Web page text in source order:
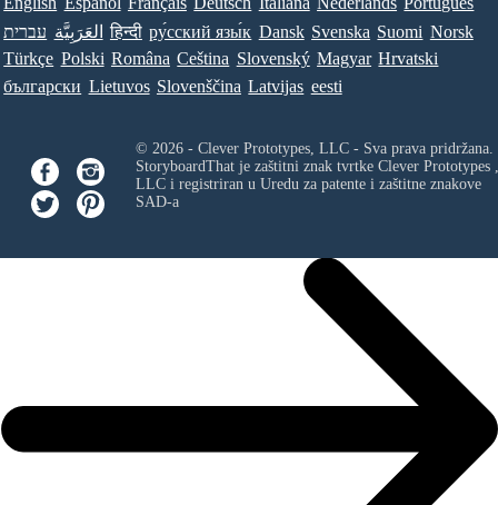
עברית العَرَبِيَّة हिन्दी ру́сский язы́к Dansk Svenska Suomi Norsk
Türkçe Polski Româna Ceština Slovenský Magyar Hrvatski
български Lietuvos Slovenščina Latvijas eesti
© 2026 - Clever Prototypes, LLC - Sva prava pridržana.
StoryboardThat je zaštitni znak tvrtke Clever Prototypes ,
LLCi registriran u Uredu za patente i zaštitne znakove
SAD-a